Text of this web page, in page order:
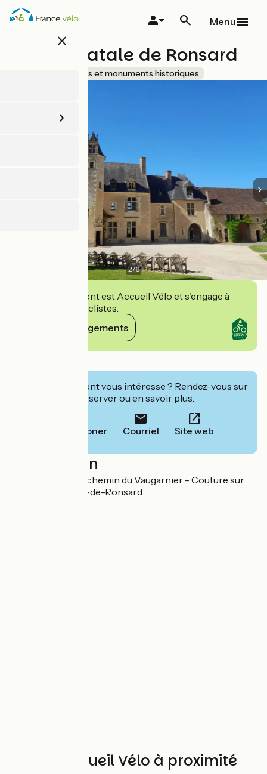
Aller
au
close
Menu
Maison natale de Ronsard
Sites et monuments historiques
2/6
Cet établissement est Accueil Vélo et s'engage à
accueillir des cyclistes.
Voir ses engagements
Cet établissement vous intéresse ? Rendez-vous sur
leur site pour réserver ou en savoir plus.
Téléphoner Courriel Site web
Localisation
La Possonnière 1 chemin du Vaugarnier - Couture sur
Loir 41800 Vallée-de-Ronsard
Autres Accueil Vélo à proximité